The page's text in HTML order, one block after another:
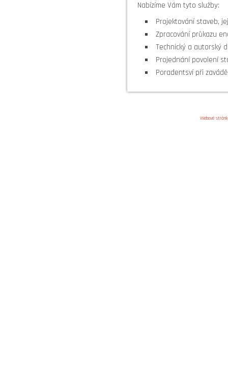
Nabízíme Vám tyto služby:
Projektování staveb,
Zpracování průkazu
Technický a autorský
Projednání povolení
Poradentsví při
Webové